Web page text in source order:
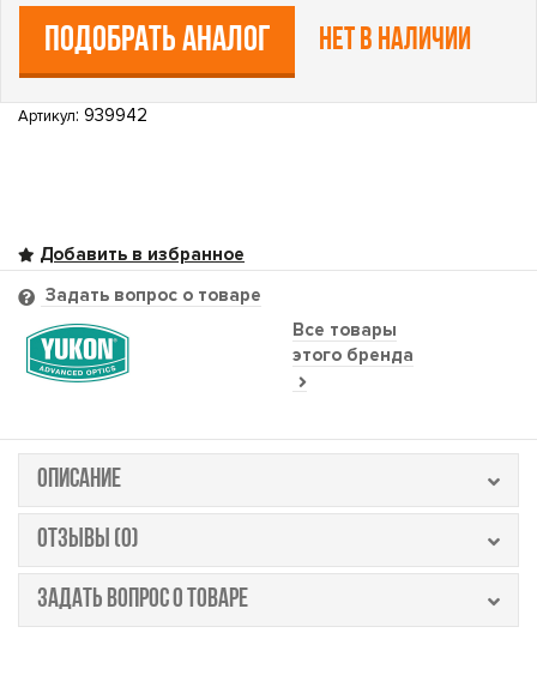
ПОДОБРАТЬ АНАЛОГ Нет в наличии
Артикул: 939942
Все товары
этого бренда
Задать вопрос о товаре
ОПИСАНИЕ
ОТЗЫВЫ (0)
ЗАДАТЬ ВОПРОС О ТОВАРЕ